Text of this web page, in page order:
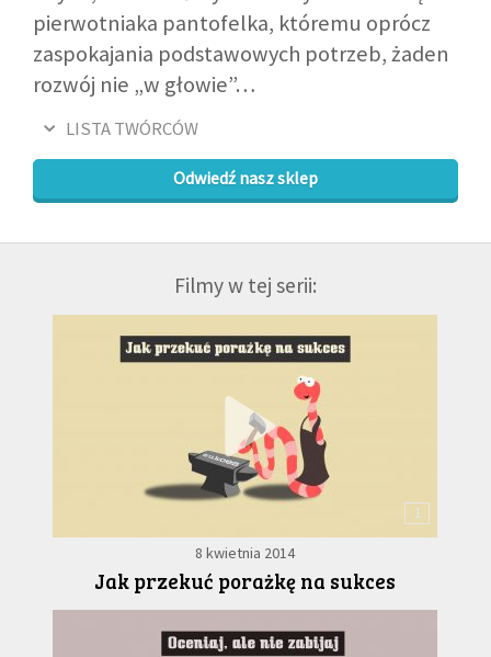
pierwotniaka pantofelka, któremu oprócz
zaspokajania podstawowych potrzeb, żaden
rozwój nie „w głowie”…
LISTA TWÓRCÓW
Odwiedź nasz sklep
Filmy w tej serii:
1
8 kwietnia 2014
Jak przekuć porażkę na sukces